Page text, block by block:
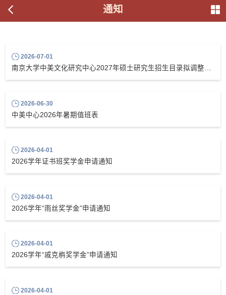
通知
2026-07-01
南京大学中美文化研究中心2027年硕士研究生招生目录拟调整公告
2026-06-30
中美中心2026年暑期值班表
2026-04-01
2026学年证书班奖学金申请通知
2026-04-01
2026学年“雨丝奖学金”申请通知
2026-04-01
2026学年“戚克栴奖学金”申请通知
2026-04-01